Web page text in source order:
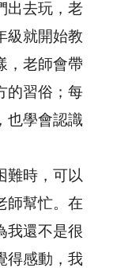
出去玩，老
級就開始教
，老師會帶
的習俗；每
也學會認識
難時，可以
師幫忙。在
我還不是很
得感動，我